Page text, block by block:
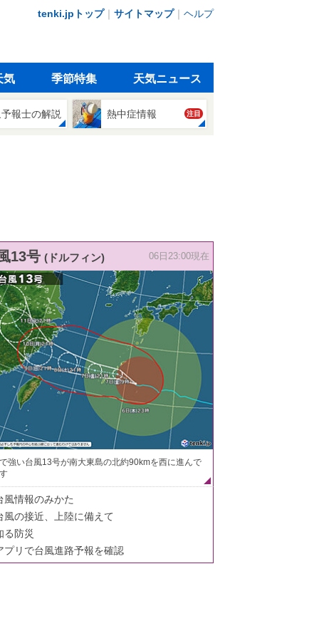
tenki.jpトップ｜ サイトマップ｜ ヘルプ
気 季節特集 天気ニュース
報士の解説 熱中症情報 注目
13号 (ドルフィン) 06日23:00現在
強い台風13号が南大東島の北約90kmを西に進んで
風情報のみかた
風の接近、上陸に備えて
る防災
プリで台風進路予報を確認